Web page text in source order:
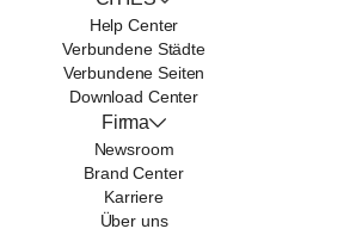
Help Center
Verbundene Städte
Verbundene Seiten
Download Center
Firma
Newsroom
Brand Center
Karriere
Über uns